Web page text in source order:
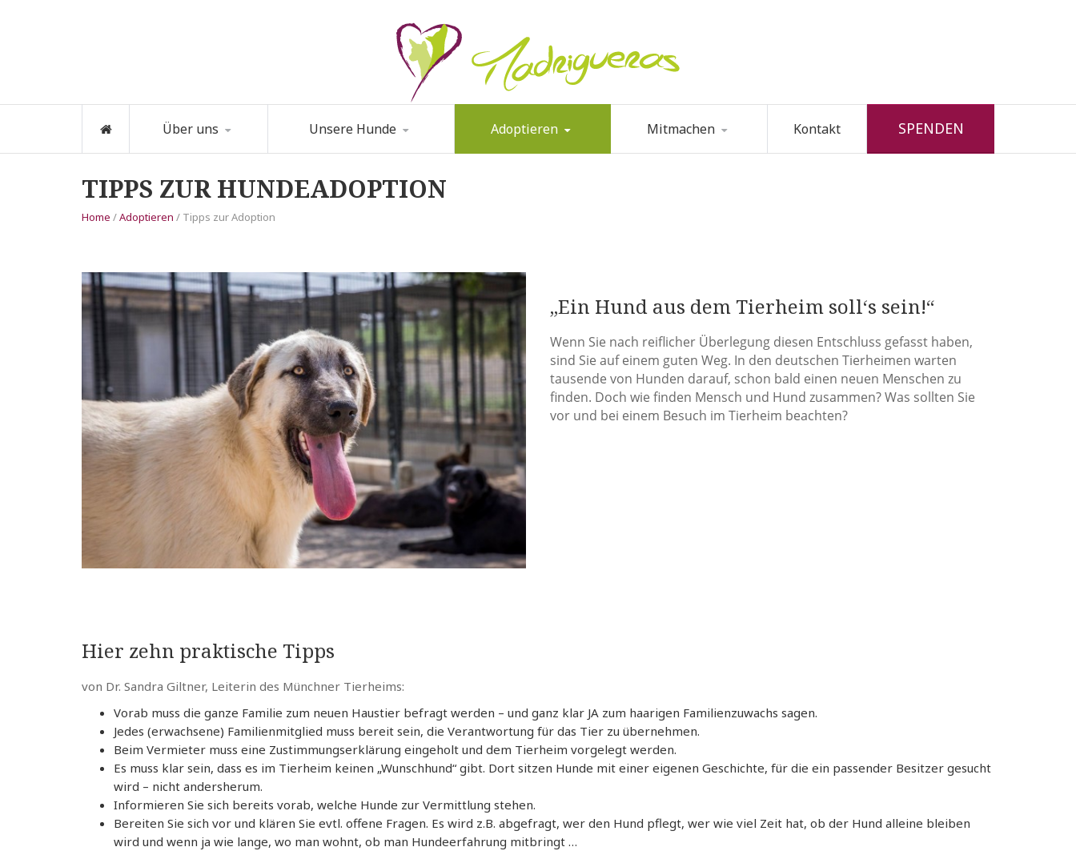
Über uns Unsere Hunde Adoptieren Mitmachen Kontakt SPENDEN
TIPPS ZUR HUNDEADOPTION
Home /Adoptieren / Tipps zur Adoption
„Ein Hund aus dem Tierheim soll‘s sein!“
Wenn Sie nach reiflicher Überlegung diesen Entschluss gefasst haben,
sind Sie auf einem guten Weg. In den deutschen Tierheimen warten
tausende von Hunden darauf, schon bald einen neuen Menschen zu
finden. Doch wie finden Mensch und Hund zusammen? Was sollten Sie
vor und bei einem Besuch im Tierheim beachten?
Hier zehn praktische Tipps
von Dr. Sandra Giltner, Leiterin des Münchner Tierheims:
Vorab muss die ganze Familie zum neuen Haustier befragt werden – und ganz klar JA zum haarigen Familienzuwachs sagen.
Jedes (erwachsene) Familienmitglied muss bereit sein, die Verantwortung für das Tier zu übernehmen.
Beim Vermieter muss eine Zustimmungserklärung eingeholt und dem Tierheim vorgelegt werden.
Es muss klar sein, dass es im Tierheim keinen „Wunschhund“ gibt. Dort sitzen Hunde mit einer eigenen Geschichte, für die ein passender Besitzer gesucht
wird – nicht andersherum.
Informieren Sie sich bereits vorab, welche Hunde zur Vermittlung stehen.
Bereiten Sie sich vor und klären Sie evtl. offene Fragen. Es wird z.B. abgefragt, wer den Hund pflegt, wer wie viel Zeit hat, ob der Hund alleine bleiben
wird und wenn ja wie lange, wo man wohnt, ob man Hundeerfahrung mitbringt …